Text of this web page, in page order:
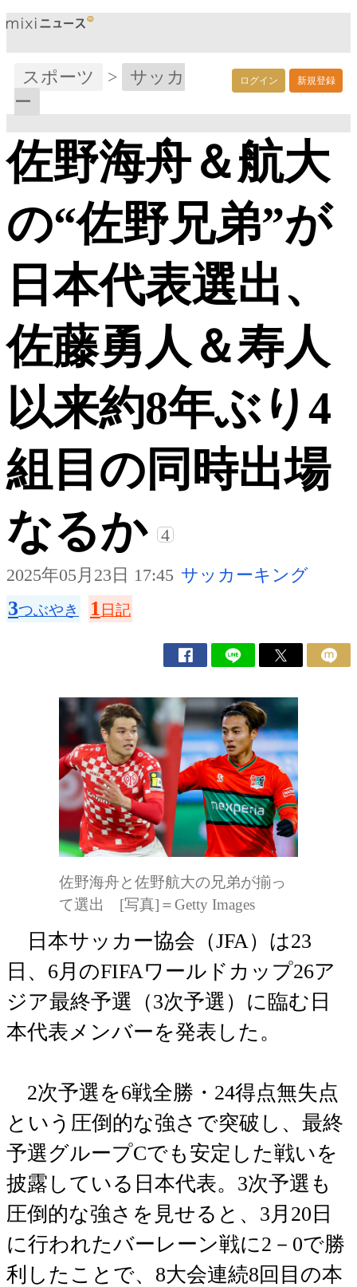
ログイン 新規登録
スポーツ >
サッカ
ー
佐野海舟＆航大
の“佐野兄弟”が
日本代表選出、
佐藤勇人＆寿人
以来約8年ぶり4
組目の同時出場
なるか
4
2025年05月23日 17:45 サッカーキング
3つぶやき 1 日記
佐野海舟と佐野航大の兄弟が揃っ
て選出 [写真]＝Getty Images
日本サッカー協会（JFA）は23
日、6月のFIFAワールドカップ26ア
ジア最終予選（3次予選）に臨む日
本代表メンバーを発表した。
2次予選を6戦全勝・24得点無失点
という圧倒的な強さで突破し、最終
予選グループCでも安定した戦いを
披露している日本代表。3次予選も
圧倒的な強さを見せると、3月20日
に行われたバーレーン戦に2－0で勝
利したことで、8大会連続8回目の本